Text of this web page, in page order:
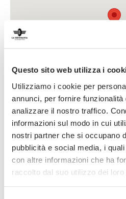
Questo sito web utilizza i
Utilizziamo i cookie per
annunci, per fornire
analizzare il nostro traffico.
informazioni sul modo in cui
nostri partner che si occupano
pubblicità e social media, i
con altre informazioni che ha
raccolto dal suo utilizzo dei loro
Castagna F.lli
Castagna)